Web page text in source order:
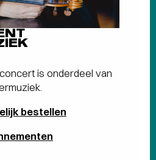
is onderdeel van
bestellen